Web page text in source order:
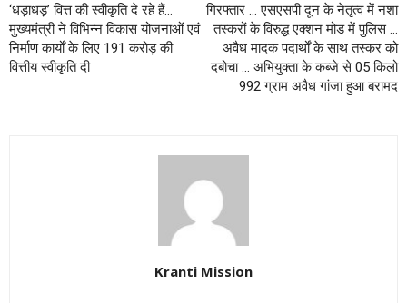
‘धड़ाधड़’ वित्त की स्वीकृति दे रहे हैं…
मुख्यमंत्री ने विभिन्न विकास योजनाओं एवं
निर्माण कार्यों के लिए 191 करोड़ की
वित्तीय स्वीकृति दी
गिरफ्तार … एसएसपी दून के नेतृत्व में नशा
तस्करों के विरुद्ध एक्शन मोड में पुलिस …
अवैध मादक पदार्थों के साथ तस्कर को
दबोचा … अभियुक्ता के कब्जे से 05 किलो
992 ग्राम अवैध गांजा हुआ बरामद
Kranti Mission